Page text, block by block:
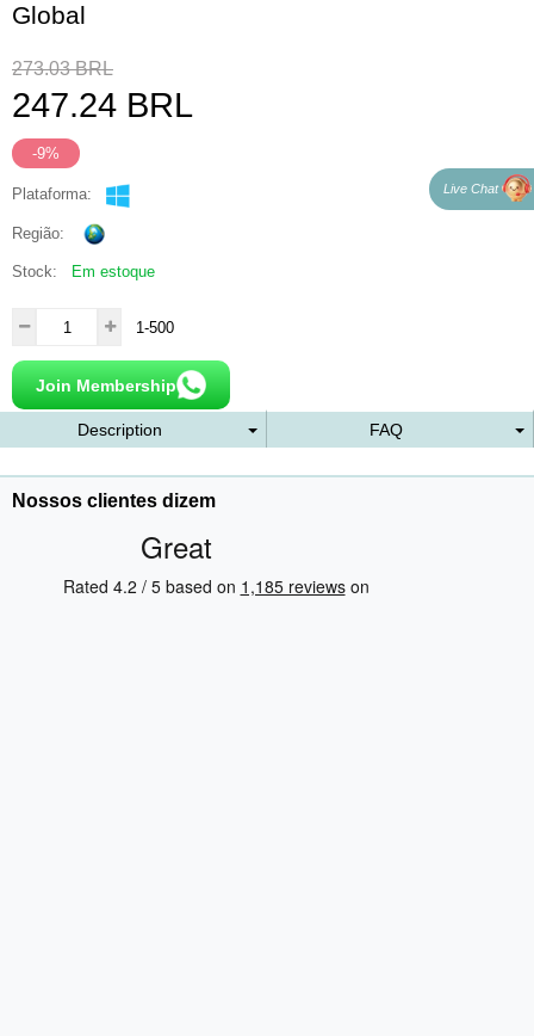
Global
273.03 BRL
247.24 BRL
-9%
Plataforma:
Região:
Stock: Em estoque
1-500
Join Membership
Description FAQ
Nossos clientes dizem
Live Chat